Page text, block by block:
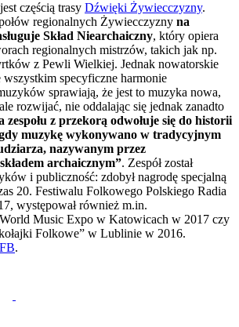
częścią trasy Dźwięki Żywiecczyzny.
regionalnych Żywiecczyzny na
Skład Niearchaiczny, który opiera
regionalnych mistrzów, takich jak np.
z Pewli Wielkiej. Jednak nowatorskie
wszystkim specyficzne harmonie
sprawiają, że jest to muzyka nowa,
rozwijać, nie oddalając się jednak zanadto
zespołu z przekorą odwołuje się do historii
muzykę wykonywano w tradycyjnym
nazywanym przez
archaicznym”. Zespół został
i publiczność: zdobył nagrodę specjalną
20. Festiwalu Folkowego Polskiego Radia
występował również m.in.
Music Expo w Katowicach w 2017 czy
Folkowe” w Lublinie w 2016.
FB.